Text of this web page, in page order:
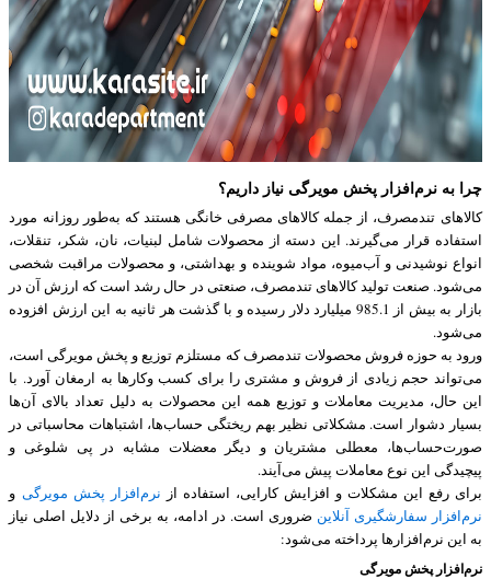
چرا به نرم‌افزار پخش مویرگی نیاز داریم؟
کالاهای تندمصرف، از جمله کالاهای مصرفی خانگی هستند که به‌طور روزانه مورد
استفاده قرار می‌گیرند. این دسته از محصولات شامل لبنیات، نان، شکر، تنقلات،
انواع نوشیدنی و آب‌میوه، مواد شوینده و بهداشتی، و محصولات مراقبت شخصی
می‌شود. صنعت تولید کالاهای تندمصرف، صنعتی در حال رشد است که ارزش آن در
بازار به بیش از 985.1 میلیارد دلار رسیده و با گذشت هر ثانیه به این ارزش افزوده
می‌شود.
ورود به حوزه فروش محصولات تندمصرف که مستلزم توزیع و پخش مویرگی است،
می‌تواند حجم زیادی از فروش و مشتری را برای کسب ‌وکارها به ارمغان آورد. با
این حال، مدیریت معاملات و توزیع همه این محصولات به دلیل تعداد بالای آن‌ها
بسیار دشوار است. مشکلاتی نظیر بهم‌ ریختگی حساب‌ها، اشتباهات محاسباتی در
صورت‌حساب‌ها، معطلی مشتریان و دیگر معضلات مشابه در پی شلوغی و
پیچیدگی این نوع معاملات پیش می‌آیند.
برای رفع این مشکلات و افزایش کارایی، استفاده از نرم‌افزار پخش مویرگی و
نرم‌افزار سفارشگیری آنلاین ضروری است. در ادامه، به برخی از دلایل اصلی نیاز
به این نرم‌افزارها پرداخته می‌شود:
نرم‌افزار پخش مویرگی